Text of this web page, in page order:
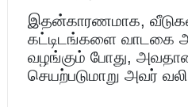
இதன்காரணமாக,
கட்டிடங்களை வாடகை
வழங்கும் போது,
செயற்படுமாறு அவர்